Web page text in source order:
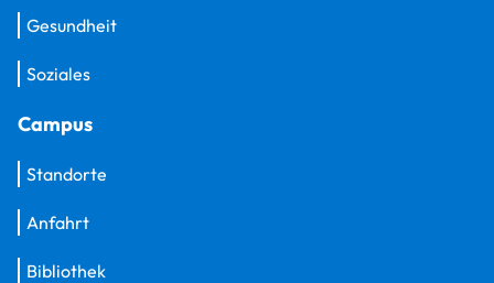
Gesundheit
Soziales
Campus
Standorte
Anfahrt
Bibliothek